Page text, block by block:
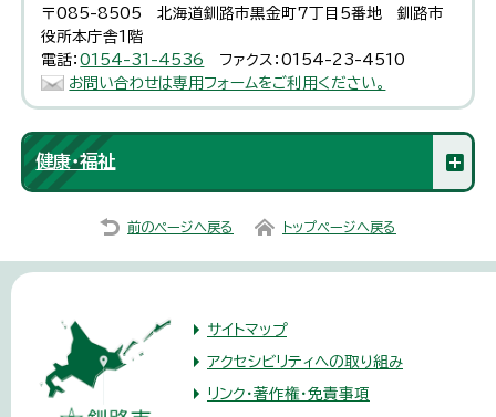
〒085-8505 北海道釧路市黒金町7丁目5番地 釧路市
役所本庁舎1階
電話：0154-31-4536
ファクス：0154-23-4510
お問い合わせは専用フォームをご利用ください。
健康・福祉
前のページへ戻る トップページへ戻る
サイトマップ
アクセシビリティへの取り組み
リンク・著作権・免責事項